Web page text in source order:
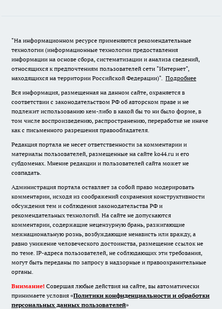
"На информационном ресурсе применяются рекомендательные
технологии (информационные технологии предоставления
информации на основе сбора, систематизации и анализа сведений,
относящихся к предпочтениям пользователей сети "Интернет",
находящихся на территории Российской Федерации)". Подробнее
Вся информация, размещенная на данном сайте, охраняется в
соответствии с законодательством РФ об авторском праве и не
подлежит использованию кем-либо в какой бы то ни было форме, в
том числе воспроизведению, распространению, переработке не иначе
как с письменного разрешения правообладателя.
Редакция портала не несет ответственности за комментарии и
материалы пользователей, размещенные на сайте ko44.ru и его
субдоменах. Мнение редакции и пользователей сайта может не
совпадать.
Администрация портала оставляет за собой право модерировать
комментарии, исходя из соображений сохранения конструктивности
обсуждения тем и соблюдения законодательства РФ и
рекомендательных технологий. На сайте не допускаются
комментарии, содержащие нецензурную брань, разжигающие
межнациональную рознь, возбуждающие ненависть или вражду, а
равно унижение человеческого достоинства, размещение ссылок не
по теме. IP-адреса пользователей, не соблюдающих эти требования,
могут быть переданы по запросу в надзорные и правоохранительные
органы.
Внимание! Совершая любые действия на сайте, вы автоматически
принимаете условия «Политики конфиденциальности и обработки
персональных данных пользователей»